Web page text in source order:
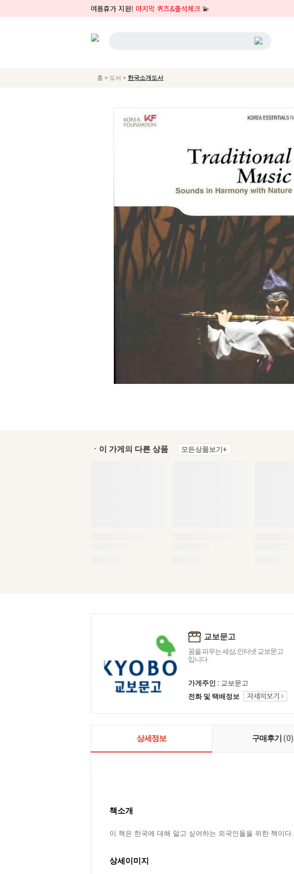
여름휴가 지원! 마지막 퀴즈&출석체크 💫
홈 > 도서 > 한국소개도서
ㆍ이 가게의 다른 상품 모든상품보기+
교보문고
꿈을 피우는 세상, 인터넷 교보문고
입니다.
가게주인 : 교보문고
전화 및 택배정보
상세정보 구매후기 (0)
책소개
이 책은 한국에 대해 알고 싶어하는 외국인들을 위한 책이다.
상세이미지